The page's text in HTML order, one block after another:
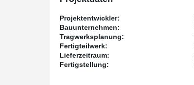
Projektentwickler:
Bauunternehmen:
Tragwerksplanung:
Fertigteilwerk:
Lieferzeitraum:
Fertigstellung: